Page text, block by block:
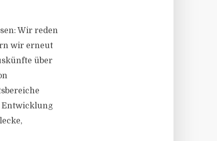
Wir reden
wir erneut
über
Entwicklung